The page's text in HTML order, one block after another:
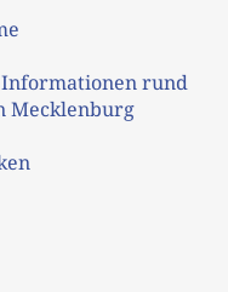
Informationen rund
Mecklenburg